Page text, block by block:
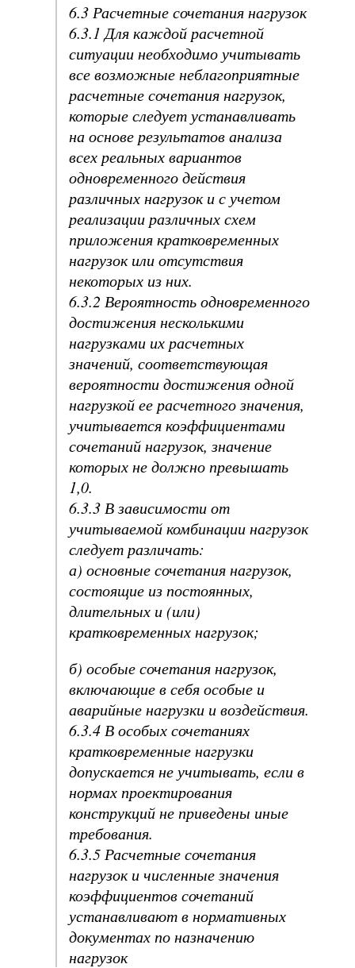
6.3 Расчетные сочетания нагрузок
6.3.1 Для каждой расчетной
ситуации необходимо учитывать
все возможные неблагоприятные
расчетные сочетания нагрузок,
которые следует устанавливать
на основе результатов анализа
всех реальных вариантов
одновременного действия
различных нагрузок и с учетом
реализации различных схем
приложения кратковременных
нагрузок или отсутствия
некоторых из них.
6.3.2 Вероятность одновременного
достижения несколькими
нагрузками их расчетных
значений, соответствующая
вероятности достижения одной
нагрузкой ее расчетного значения,
учитывается коэффициентами
сочетаний нагрузок, значение
которых не должно превышать
1,0.
6.3.3 В зависимости от
учитываемой комбинации нагрузок
следует различать:
а) основные сочетания нагрузок,
состоящие из постоянных,
длительных и (или)
кратковременных нагрузок;
б) особые сочетания нагрузок,
включающие в себя особые и
аварийные нагрузки и воздействия.
6.3.4 В особых сочетаниях
кратковременные нагрузки
допускается не учитывать, если в
нормах проектирования
конструкций не приведены иные
требования.
6.3.5 Расчетные сочетания
нагрузок и численные значения
коэффициентов сочетаний
устанавливают в нормативных
документах по назначению
нагрузок